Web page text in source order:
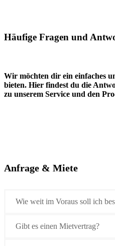
Häufige Fragen und
Wir möchten dir ein einfaches
bieten. Hier findest du die
zu unserem Service und den
Anfrage & Miete
Wie weit im Voraus soll ich
Gibt es einen Mietvertrag?